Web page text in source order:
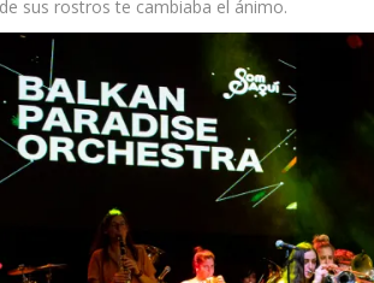
sus rostros te cambiaba el ánimo.